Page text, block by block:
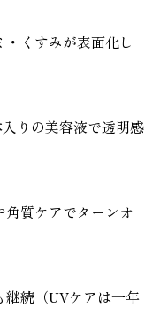
くすみが表面化し
りの美容液で透明感
角質ケアでターンオ
継続（UVケアは一年